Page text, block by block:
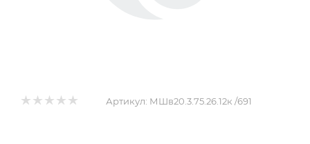
Артикул: МШв20.3.75.26.12к /691